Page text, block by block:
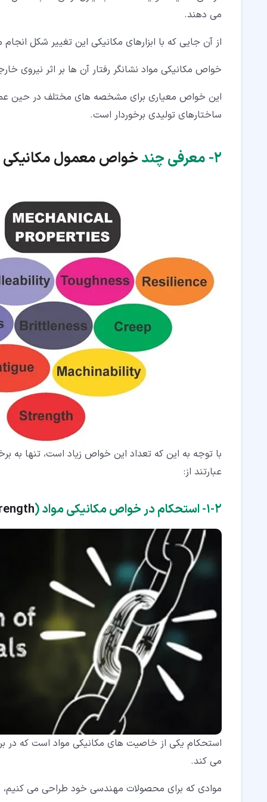
می دهند.
از آن جایی که با ابزارهای مکانیکی این تغییر شکل
خواص مکانیکی مواد نشانگر رفتار آن ها بر اثر نیروی
این خواص معیاری برای مشخصه های مختلف در حین عمل
ساختارهای تولیدی برخوردار است.
۲‏- معرفی چندخواص معمول مکانیکی
با توجه به این که تعداد این خواص زیاد است، تنها به
عبارتند از:
۲‏-‏۱‏- استحکام در خواص مکانیکی مواد (
استحکام یکی از خاصیت های مکانیکی مواد است که در
می کند.
موادی که برای محصولات مهندسی خود طراحی می کنیم،